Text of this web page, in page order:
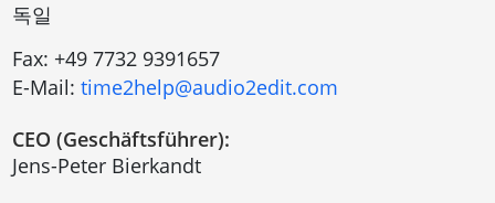
독일
Fax: +49 7732 9391657
E-Mail: time2help@audio2edit.com
CEO (Geschäftsführer):
Jens-Peter Bierkandt